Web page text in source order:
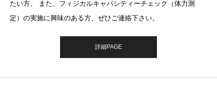
たい方、 また、フィジカルキャパシティーチェック（体力測
定）の実施に興味のある方、ぜひご連絡下さい。
詳細PAGE